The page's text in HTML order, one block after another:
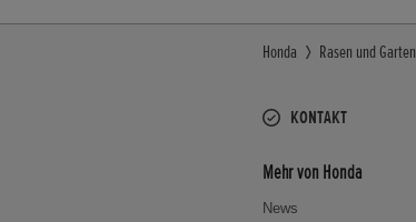
Honda Rasen und Garten
KONTAKT
Mehr von Honda
News